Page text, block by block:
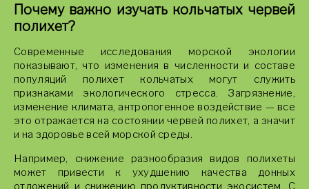
Почему важно изучать кольчатых червей
полихет?
Современные исследования морской экологии
показывают, что изменения в численности и составе
популяций полихет кольчатых могут служить
признаками экологического стресса. Загрязнение,
изменение климата, антропогенное воздействие — все
это отражается на состоянии червей полихет, а значит
и на здоровье всей морской среды.
Например, снижение разнообразия видов полихеты
может привести к ухудшению качества донных
отложений и снижению продуктивности экосистем. С